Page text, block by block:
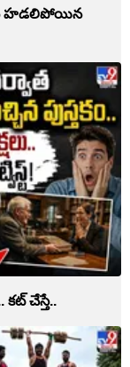
హడలిపోయిన
కట్ చేస్తే..